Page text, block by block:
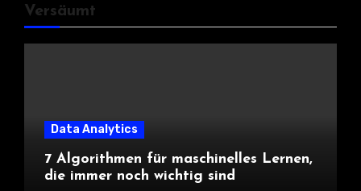
Versäumt
Data Analytics
7 Algorithmen für maschinelles Lernen,
die immer noch wichtig sind